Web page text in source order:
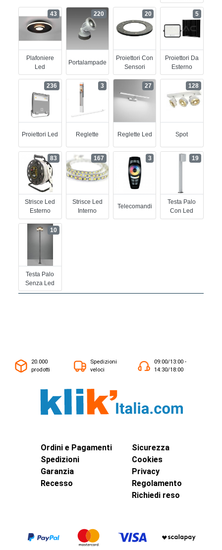
Plafoniere
Led
43
Portalampade
220
Proiettori Con
Sensori
20
Proiettori Da
Esterno
5
Proiettori Led
236
Reglette
3
Reglette Led
27
Spot
128
Strisce Led
Esterno
83
Strisce Led
Interno
167
Telecomandi
3
Testa Palo
Con Led
19
Testa Palo
Senza Led
10
20.000
prodotti
Spedizioni
veloci
09:00/13:00 -
14:30/18:00
Ordini e Pagamenti
Spedizioni
Garanzia
Recesso
Sicurezza
Cookies
Privacy
Regolamento
Richiedi reso